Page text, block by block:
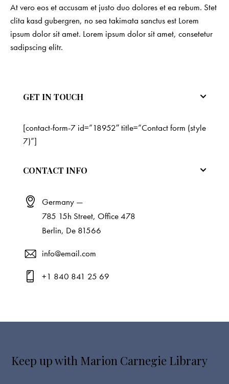
At vero eos et accusam et justo duo dolores et ea rebum. Stet
clita kasd gubergren, no sea takimata sanctus est Lorem
ipsum dolor sit amet. Lorem ipsum dolor sit amet, consetetur
sadipscing elitr.
GET IN TOUCH
[contact-form-7 id=”18952″ title=”Contact form (style
7)”]
CONTACT INFO
Germany —
785 15h Street, Office 478
Berlin, De 81566
info@email.com
+1 840 841 25 69
Keep up with Marion Carnegie Library